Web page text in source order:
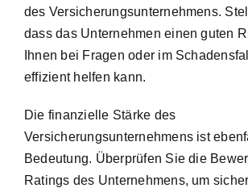
des Versicherungsunternehmens.
dass das Unternehmen einen guten
Ihnen bei Fragen oder im
effizient helfen kann.
Die finanzielle Stärke des
Versicherungsunternehmens ist
Bedeutung. Überprüfen Sie die
Ratings des Unternehmens, um